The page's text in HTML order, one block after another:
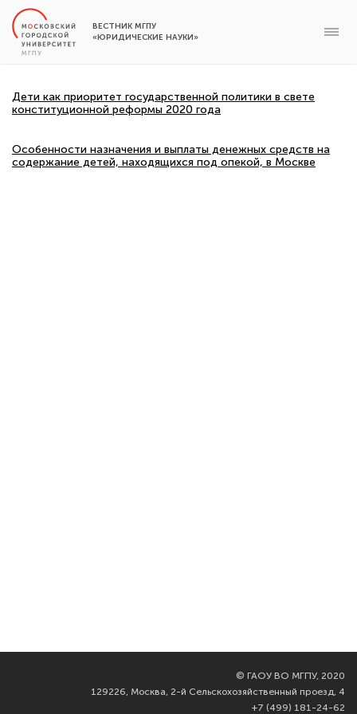
ВЕСТНИК МГПУ
«ЮРИДИЧЕСКИЕ НАУКИ»
Дети как приоритет государственной политики в свете
конституционной реформы 2020 года
Особенности назначения и выплаты денежных средств на
содержание детей, находящихся под опекой, в Москве
© ГАОУ ВО МГПУ, 2020
129226, Москва, 2-й Сельскохозяйственный проезд, 4
+7 (499) 181-24-62